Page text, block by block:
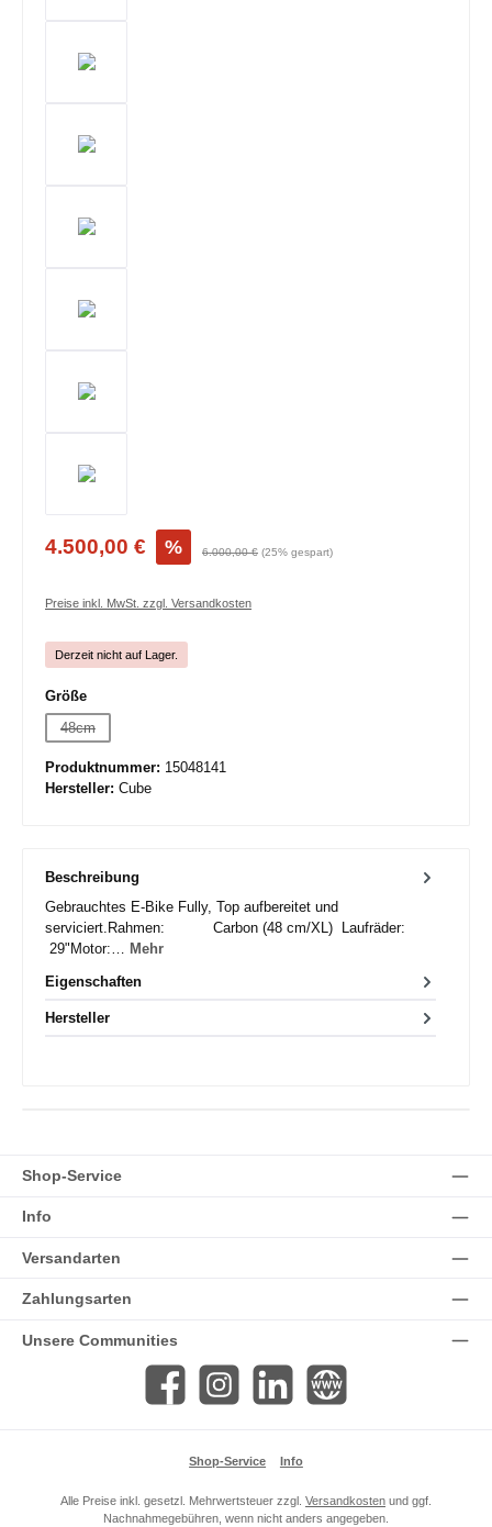
4.500,00 € % 6.000,00 € (25% gespart)
Preise inkl. MwSt. zzgl. Versandkosten
Derzeit nicht auf Lager.
Größeauswählen
48cm
Produktnummer: 15048141
Hersteller: Cube
Beschreibung
Gebrauchtes E-Bike Fully, Top aufbereitet und
serviciert.Rahmen: Carbon (48 cm/XL) Laufräder:
29"Motor:… Mehr
Eigenschaften
Hersteller
Shop-Service
Info
Versandarten
Zahlungsarten
Unsere Communities
Facebook Instagram Website
Shop-Service Info
Alle Preise inkl. gesetzl. Mehrwertsteuer zzgl. Versandkosten und ggf.
Nachnahmegebühren, wenn nicht anders angegeben.